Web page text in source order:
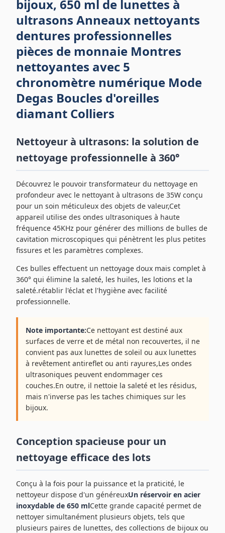
bijoux, 650 ml de lunettes à
ultrasons Anneaux nettoyants
dentures professionnelles
pièces de monnaie Montres
nettoyantes avec 5
chronomètre numérique Mode
Degas Boucles d'oreilles
diamant Colliers
Nettoyeur à ultrasons: la solution de
nettoyage professionnelle à 360°
Découvrez le pouvoir transformateur du nettoyage en
profondeur avec le nettoyant à ultrasons de 35W conçu
pour un soin méticuleux des objets de valeur,Cet
appareil utilise des ondes ultrasoniques à haute
fréquence 45KHz pour générer des millions de bulles de
cavitation microscopiques qui pénètrent les plus petites
fissures et les paramètres complexes.
Ces bulles effectuent un nettoyage doux mais complet à
360° qui élimine la saleté, les huiles, les lotions et la
saleté.rétablir l'éclat et l'hygiène avec facilité
professionnelle.
Note importante:Ce nettoyant est destiné aux
surfaces de verre et de métal non recouvertes, il ne
convient pas aux lunettes de soleil ou aux lunettes
à revêtement antireflet ou anti rayures,Les ondes
ultrasoniques peuvent endommager ces
couches.En outre, il nettoie la saleté et les résidus,
mais n'inverse pas les taches chimiques sur les
bijoux.
Conception spacieuse pour un
nettoyage efficace des lots
Conçu à la fois pour la puissance et la praticité, le
nettoyeur dispose d'un généreuxUn réservoir en acier
inoxydable de 650 mlCette grande capacité permet de
nettoyer simultanément plusieurs objets, tels que
plusieurs paires de lunettes, des collections de bijoux ou